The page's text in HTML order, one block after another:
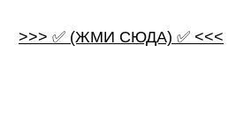
>>> ✅ (ЖМИ СЮДА) ✅ <<<